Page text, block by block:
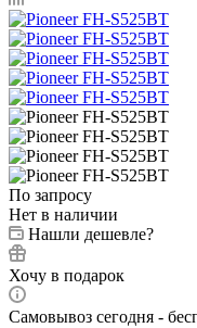
По запросу
Нет в наличии
Нашли дешевле?
Хочу в подарок
Самовывоз сегодня -